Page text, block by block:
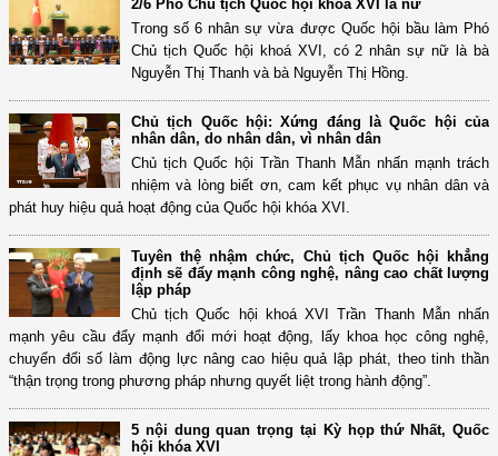
2/6 Phó Chủ tịch Quốc hội khóa XVI là nữ
Trong số 6 nhân sự vừa được Quốc hội bầu làm Phó
Chủ tịch Quốc hội khoá XVI, có 2 nhân sự nữ là bà
Nguyễn Thị Thanh và bà Nguyễn Thị Hồng.
Chủ tịch Quốc hội: Xứng đáng là Quốc hội của
nhân dân, do nhân dân, vì nhân dân
Chủ tịch Quốc hội Trần Thanh Mẫn nhấn mạnh trách
nhiệm và lòng biết ơn, cam kết phục vụ nhân dân và
phát huy hiệu quả hoạt động của Quốc hội khóa XVI.
Tuyên thệ nhậm chức, Chủ tịch Quốc hội khẳng
định sẽ đẩy mạnh công nghệ, nâng cao chất lượng
lập pháp
Chủ tịch Quốc hội khoá XVI Trần Thanh Mẫn nhấn
mạnh yêu cầu đẩy mạnh đổi mới hoạt động, lấy khoa học công nghệ,
chuyển đổi số làm động lực nâng cao hiệu quả lập phát, theo tinh thần
“thận trọng trong phương pháp nhưng quyết liệt trong hành động”.
5 nội dung quan trọng tại Kỳ họp thứ Nhất, Quốc
hội khóa XVI